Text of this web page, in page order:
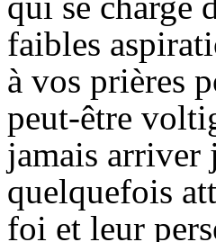
faibles
à vos prières
peut-être
jamais arriver
quelquefois
foi et leur